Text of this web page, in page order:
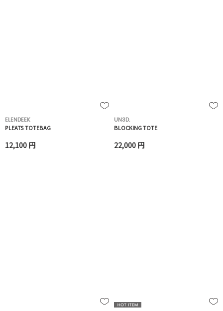
ELENDEEK
PLEATS TOTEBAG
12,100 円
UN3D.
BLOCKING TOTE
22,000 円